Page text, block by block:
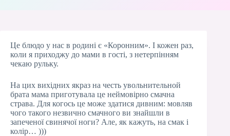
Це блюдо у нас в родині є «Коронним». І кожен раз,
коли я приходжу до мами в гості, з нетерпінням
чекаю рульку.
На цих вихідних якраз на честь увольнительной
брата мама приготувала це неймовірно смачна
страва. Для когось це може здатися дивним: мовляв
чого такого незвично смачного ви знайшли в
запеченої свинячої ноги? Але, як кажуть, на смак і
колір… )))